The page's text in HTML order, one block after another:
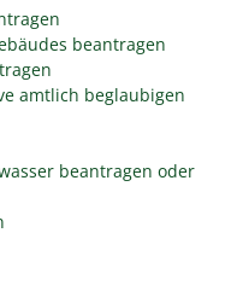
beantragen
amtlich beglaubigen
beantragen oder